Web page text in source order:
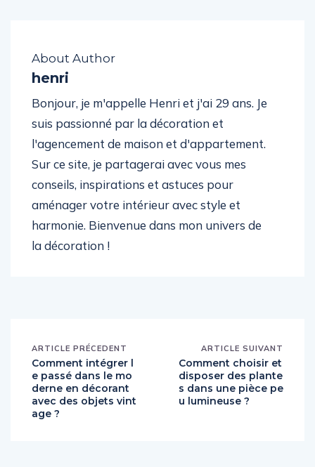
About Author
henri
Bonjour, je m'appelle Henri et j'ai 29 ans. Je
suis passionné par la décoration et
l'agencement de maison et d'appartement.
Sur ce site, je partagerai avec vous mes
conseils, inspirations et astuces pour
aménager votre intérieur avec style et
harmonie. Bienvenue dans mon univers de
la décoration !
ARTICLE PRÉCEDENT
Comment intégrer l
e passé dans le mo
derne en décorant
avec des objets vint
age ?
ARTICLE SUIVANT
Comment choisir et
disposer des plante
s dans une pièce pe
u lumineuse ?